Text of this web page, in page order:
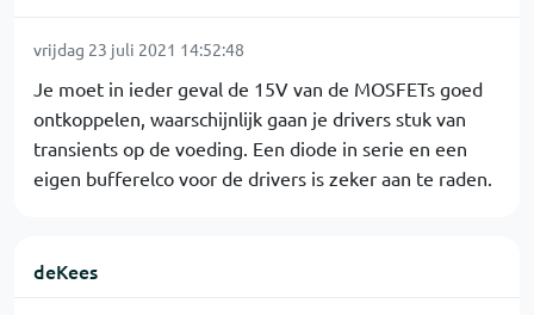
vrijdag 23 juli 2021 14:52:48
Je moet in ieder geval de 15V van de MOSFETs goed
ontkoppelen, waarschijnlijk gaan je drivers stuk van
transients op de voeding. Een diode in serie en een
eigen bufferelco voor de drivers is zeker aan te raden.
deKees